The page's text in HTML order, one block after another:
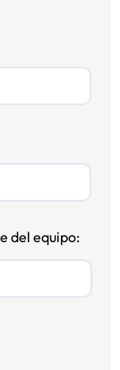
del equipo: